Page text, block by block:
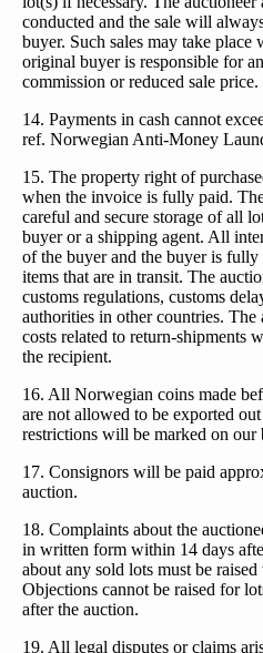
conducted and the sale will
buyer. Such sales may take
original buyer is responsible for
commission or reduced sale price.
14. Payments in cash cannot
ref. Norwegian Anti-Money
15. The property right of
when the invoice is fully paid.
careful and secure storage of all
buyer or a shipping agent. All
of the buyer and the buyer is
items that are in transit. The
customs regulations, customs
authorities in other countries.
costs related to return-shipments
the recipient.
16. All Norwegian coins made
are not allowed to be exported
restrictions will be marked on
17. Consignors will be paid
auction.
18. Complaints about the
in written form within 14 days
about any sold lots must be
Objections cannot be raised for
after the auction.
19. All legal disputes or claims